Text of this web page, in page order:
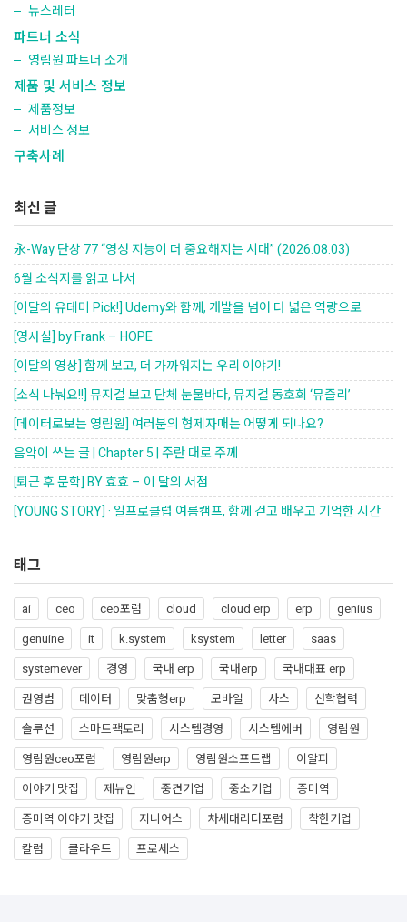
뉴스레터
파트너 소식
영림원 파트너 소개
제품 및 서비스 정보
제품정보
서비스 정보
구축사례
최신 글
永-Way 단상 77 “영성 지능이 더 중요해지는 시대” (2026.08.03)
6월 소식지를 읽고 나서
[이달의 유데미 Pick!] Udemy와 함께, 개발을 넘어 더 넓은 역량으로
[영사실] by Frank – HOPE
[이달의 영상] 함께 보고, 더 가까워지는 우리 이야기!
[소식 나눠요!!] 뮤지컬 보고 단체 눈물바다, 뮤지컬 동호회 ‘뮤즐리’
[데이터로보는 영림원] 여러분의 형제자매는 어떻게 되나요?
음악이 쓰는 글 | Chapter 5 | 주란 대로 주께
[퇴근 후 문학] BY 효효 – 이 달의 서점
[YOUNG STORY] · 일프로클럽 여름캠프, 함께 걷고 배우고 기억한 시간
태그
ai ceo ceo포럼 cloud cloud erp erp
genius
genuine
it k.system ksystem letter
saas
systemever
경영 국내 erp 국내erp
국내대표 erp
권영범
데이터 맞춤형erp 모바일 사스
산학협력
솔루션
스마트팩토리 시스템경영 시스템에버
영림원
영림원ceo포럼
영림원erp 영림원소프트랩
이알피
이야기 맛집
제뉴인 중견기업 중소기업
증미역
증미역 이야기 맛집
지니어스 차세대리더포럼
착한기업
칼럼
클라우드 프로세스